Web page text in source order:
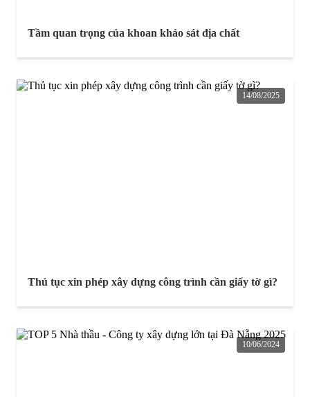
Tầm quan trọng của khoan khảo sát địa chất
14/08/2025
Thủ tục xin phép xây dựng công trình cần giấy tờ gì?
10/06/2024